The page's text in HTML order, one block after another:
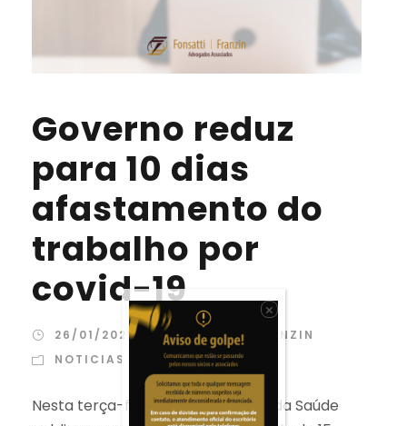
Governo reduz
para 10 dias
afastamento do
trabalho por
covid-19
26/01/2022
FONSATTIFRANZIN
NOTICIAS
Nesta terça-feira, 25, o ministério da Saúde
×